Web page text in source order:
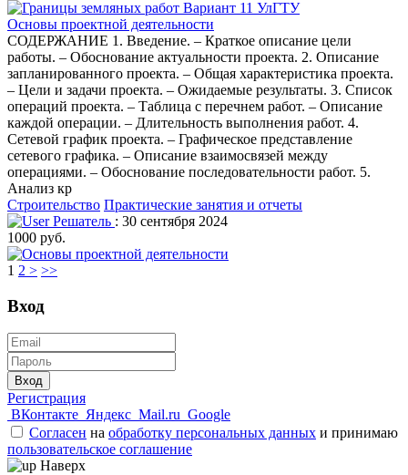
Основы проектной деятельности
СОДЕРЖАНИЕ 1. Введение. – Краткое описание цели
работы. – Обоснование актуальности проекта. 2. Описание
запланированного проекта. – Общая характеристика проекта.
– Цели и задачи проекта. – Ожидаемые результаты. 3. Список
операций проекта. – Таблица с перечнем работ. – Описание
каждой операции. – Длительность выполнения работ. 4.
Сетевой график проекта. – Графическое представление
сетевого графика. – Описание взаимосвязей между
операциями. – Обоснование последовательности работ. 5.
Анализ кр
Строительство Практические занятия и отчеты
Решатель : 30 сентября 2024
1000 руб.
1 2 > >>
Вход
Вход
Регистрация
ВКонтакте Яндекс Mail.ru Google
Согласен на обработку персональных данных и принимаю
пользовательское соглашение
Наверх